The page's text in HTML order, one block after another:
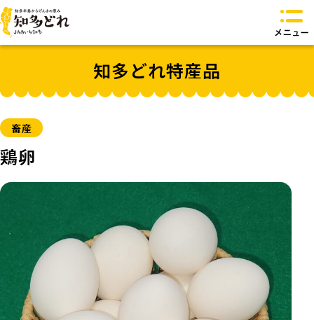
知多どれとは？
知多どれ特産品
知多どれ食卓
お問い合わせ
知多どれ特産品
畜産
鶏卵